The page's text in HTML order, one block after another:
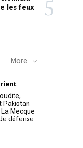
les feux
More
Pakistan
Mecque
défense